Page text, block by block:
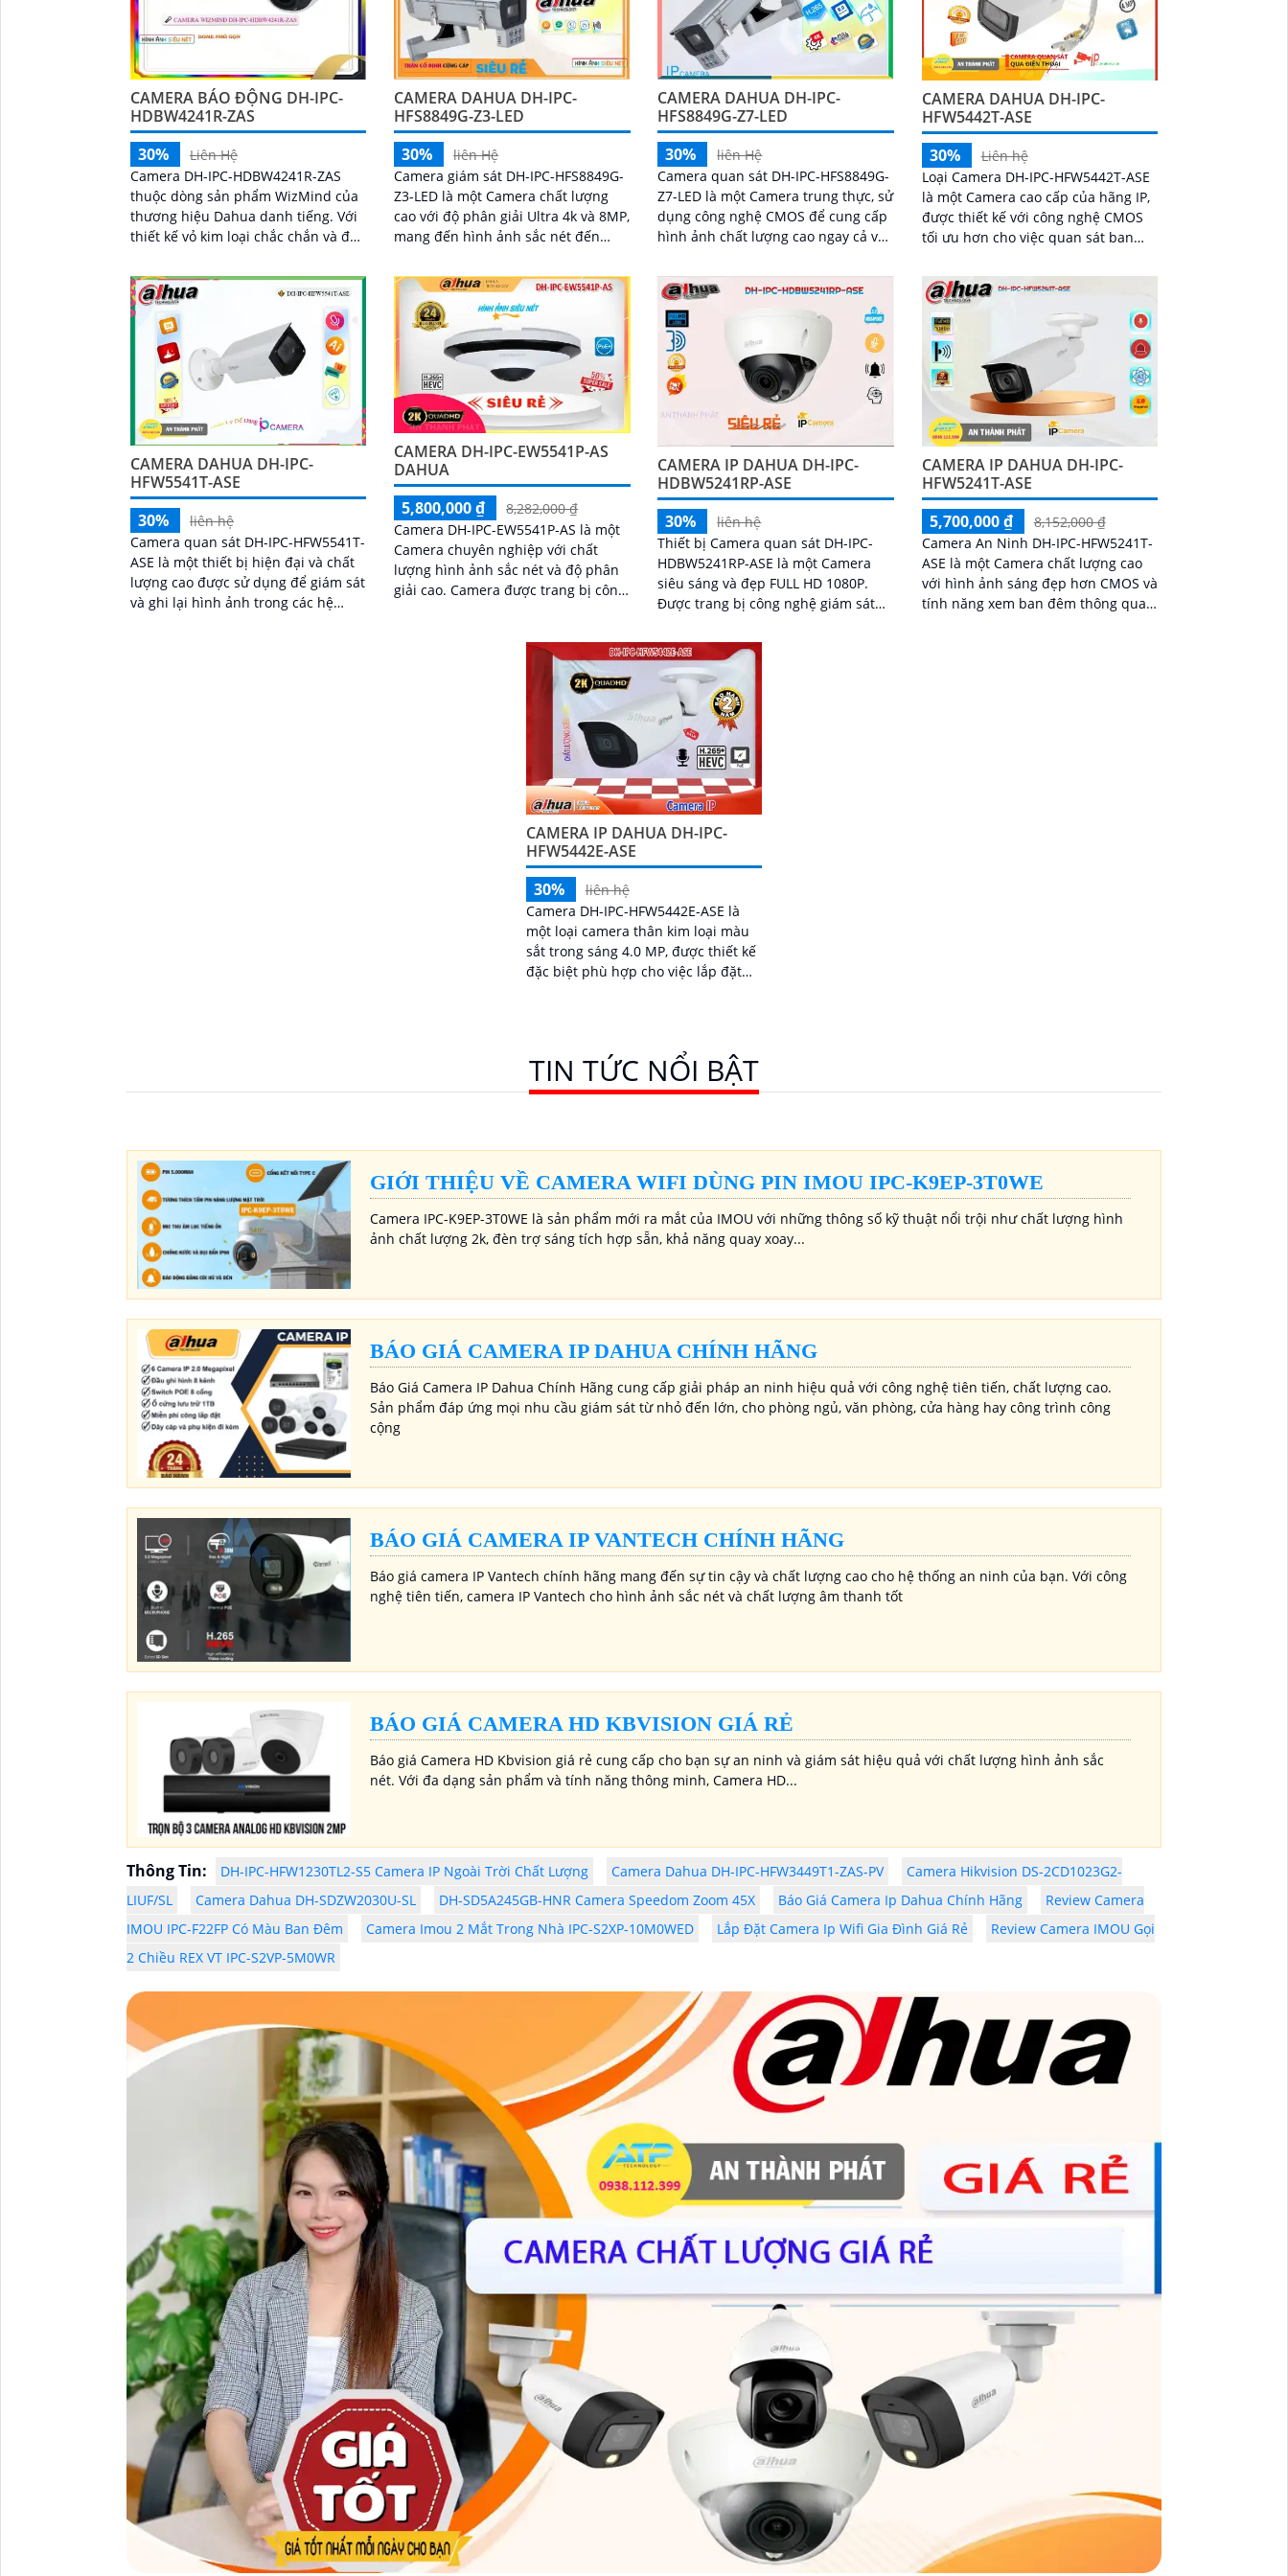
CAMERA BÁO ĐỘNG DH-IPC-
HDBW4241R-ZAS
30%
Liên Hệ
Camera DH-IPC-HDBW4241R-ZAS
thuộc dòng sản phẩm WizMind của
thương hiệu Dahua danh tiếng. Với
thiết kế vỏ kim loại chắc chắn và đạt
camera này...
CAMERA DAHUA DH-IPC-
HFS8849G-Z3-LED
30%
liên Hệ
Camera giám sát DH-IPC-HFS8849G-
Z3-LED là một Camera chất lượng
cao với độ phân giải Ultra 4k và 8MP,
mang đến hình ảnh sắc nét đến
thông số...
CAMERA DAHUA DH-IPC-
HFS8849G-Z7-LED
30%
liên Hệ
Camera quan sát DH-IPC-HFS8849G-
Z7-LED là một Camera trung thực, sử
dụng công nghệ CMOS để cung cấp
hình ảnh chất lượng cao ngay cả vào
IP, camera...
CAMERA DAHUA DH-IPC-
HFW5442T-ASE
30%
Liên hệ
Loại Camera DH-IPC-HFW5442T-ASE
là một Camera cao cấp của hãng IP,
được thiết kế với công nghệ CMOS
tối ưu hơn cho việc quan sát ban
ngoại, camera có thể quan sát trong
khoảng cách lên đến 80m
CAMERA DAHUA DH-IPC-
HFW5541T-ASE
30%
liên hệ
Camera quan sát DH-IPC-HFW5541T-
ASE là một thiết bị hiện đại và chất
lượng cao được sử dụng để giám sát
và ghi lại hình ảnh trong các hệ
CAMERA DH-IPC-EW5541P-AS
DAHUA
5,800,000 ₫
8,282,000 ₫
Camera DH-IPC-EW5541P-AS là một
Camera chuyên nghiệp với chất
lượng hình ảnh sắc nét và độ phân
giải cao. Camera được trang bị công
CAMERA IP DAHUA DH-IPC-
HDBW5241RP-ASE
30%
liên hệ
Thiết bị Camera quan sát DH-IPC-
HDBW5241RP-ASE là một Camera
siêu sáng và đẹp FULL HD 1080P.
Được trang bị công nghệ giám sát
sát lên đến 50m, camera này đảm
bảo hiệu quả trong việc giám sát
ban đêm
CAMERA IP DAHUA DH-IPC-
HFW5241T-ASE
5,700,000 ₫
8,152,000 ₫
Camera An Ninh DH-IPC-HFW5241T-
ASE là một Camera chất lượng cao
với hình ảnh sáng đẹp hơn CMOS và
tính năng xem ban đêm thông qua
CAMERA IP DAHUA DH-IPC-
HFW5442E-ASE
30%
liên hệ
Camera DH-IPC-HFW5442E-ASE là
một loại camera thân kim loại màu
sắt trong sáng 4.0 MP, được thiết kế
đặc biệt phù hợp cho việc lắp đặt
TIN TỨC NỔI BẬT
GIỚI THIỆU VỀ CAMERA WIFI DÙNG PIN IMOU IPC-K9EP-3T0WE
Camera IPC-K9EP-3T0WE là sản phẩm mới ra mắt của IMOU với những thông số kỹ thuật nổi trội như chất lượng hình
ảnh chất lượng 2k, đèn trợ sáng tích hợp sẵn, khả năng quay xoay...
BÁO GIÁ CAMERA IP DAHUA CHÍNH HÃNG
Báo Giá Camera IP Dahua Chính Hãng cung cấp giải pháp an ninh hiệu quả với công nghệ tiên tiến, chất lượng cao.
Sản phẩm đáp ứng mọi nhu cầu giám sát từ nhỏ đến lớn, cho phòng ngủ, văn phòng, cửa hàng hay công trình công
cộng
BÁO GIÁ CAMERA IP VANTECH CHÍNH HÃNG
Báo giá camera IP Vantech chính hãng mang đến sự tin cậy và chất lượng cao cho hệ thống an ninh của bạn. Với công
nghệ tiên tiến, camera IP Vantech cho hình ảnh sắc nét và chất lượng âm thanh tốt
BÁO GIÁ CAMERA HD KBVISION GIÁ RẺ
Báo giá Camera HD Kbvision giá rẻ cung cấp cho bạn sự an ninh và giám sát hiệu quả với chất lượng hình ảnh sắc
nét. Với đa dạng sản phẩm và tính năng thông minh, Camera HD...
Thông Tin: DH-IPC-HFW1230TL2-S5 Camera IP Ngoài Trời Chất Lượng Camera Dahua DH-IPC-HFW3449T1-ZAS-PV
Camera Hikvision DS-2CD1023G2-
LIUF/SL
Camera Dahua DH-SDZW2030U-SL DH-SD5A245GB-HNR Camera Speedom Zoom 45X Báo Giá Camera Ip Dahua Chính Hãng
Review Camera
IMOU IPC-F22FP Có Màu Ban Đêm
Camera Imou 2 Mắt Trong Nhà IPC-S2XP-10M0WED Lắp Đặt Camera Ip Wifi Gia Đình Giá Rẻ
Review Camera IMOU Gọi
2 Chiều REX VT IPC-S2VP-5M0WR